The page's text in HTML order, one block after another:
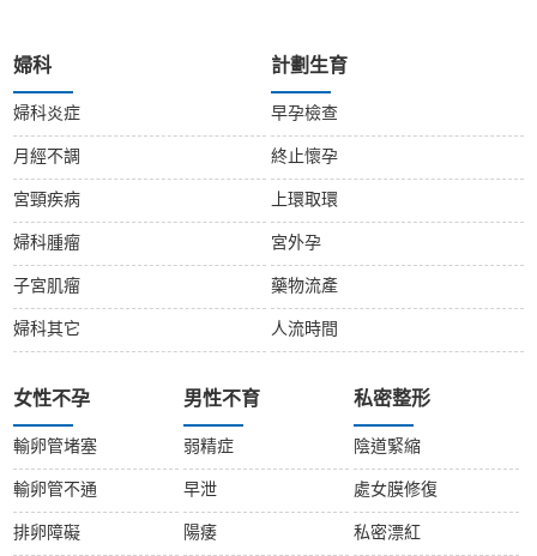
婦科
婦科炎症
月經不調
宮頸疾病
婦科腫瘤
子宮肌瘤
婦科其它
計劃生育
早孕檢查
終止懷孕
上環取環
宮外孕
藥物流產
人流時間
女性不孕
輸卵管堵塞
輸卵管不通
排卵障礙
男性不育
弱精症
早泄
陽痿
私密整形
陰道緊縮
處女膜修復
私密漂紅